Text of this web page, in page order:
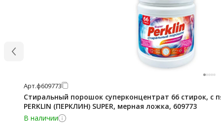
Арт.ф609773
Стиральный порошок суперконцентрат 66 стирок, с
PERKLIN (ПЕРКЛИН) SUPER, мерная ложка, 609773
В наличии